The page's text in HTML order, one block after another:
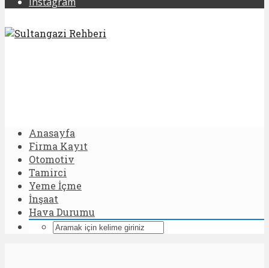
Anasayfa
Firma Kayıt
Otomotiv
Tamirci
Yeme İçme
İnşaat
Hava Durumu